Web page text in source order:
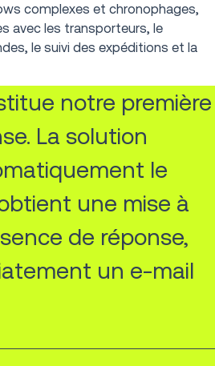
complexes et chronophages,
avec les transporteurs, le
le suivi des expéditions et la
notre première
La solution
le
une mise à
de réponse,
un e-mail